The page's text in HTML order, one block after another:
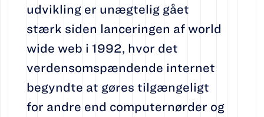
udvikling er unægtelig gået
stærk siden lanceringen af world
wide web i 1992, hvor det
verdensomspændende internet
begyndte at gøres tilgængeligt
for andre end computernørder og